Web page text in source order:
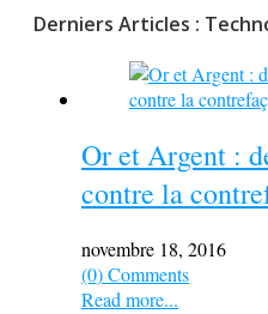
Derniers Articles :
Or et Argent :
contre la
novembre 18, 2016
(0) Comments
Read more...